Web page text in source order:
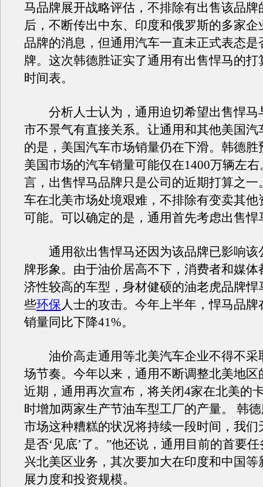
马品牌展开战略评估，不排除有出售该品牌
后，不断传出中东、印度和俄罗斯的多家企
品牌的消息，但通用汽车一直未正式表态是
牌。这次韩德胜证实了通用有出售悍马的打
时间表。
分析人士认为，通用迫切希望出售悍马
市不景气有直接关系。让通用和其他美国汽
的是，美国汽车市场销量仍在下滑。韩德胜
美国市场的汽车销量可能仅在1400万辆左
言，出售悍马品牌只是公司的近期打算之一
车在北美市场处境艰难，不排除有变卖其他
可能。可以确定的是，通用首先考虑出售悍
通用欲出售悍马还因为该品牌已影响该
牌形象。由于油价居高不下，消费者和媒体
济性较高的车型，身材健硕的油老虎品牌悍
些环保人士的攻击。今年上半年，悍马品牌
销量同比下降41%。
油价高走通用等北美汽车企业不得不采
场节奏。今年以来，通用不断调整北美地区
近期，通用再次宣布，将关闭4家在北美的
时增加两家生产节油车型工厂的产量。 韩
市场这种糟糕的状况将持续一段时间，我们
是否‘见底’了。”他还说，通用目前的首要
兴北美区业务，其次要加大在印度和中国等
展力度和投资规模。